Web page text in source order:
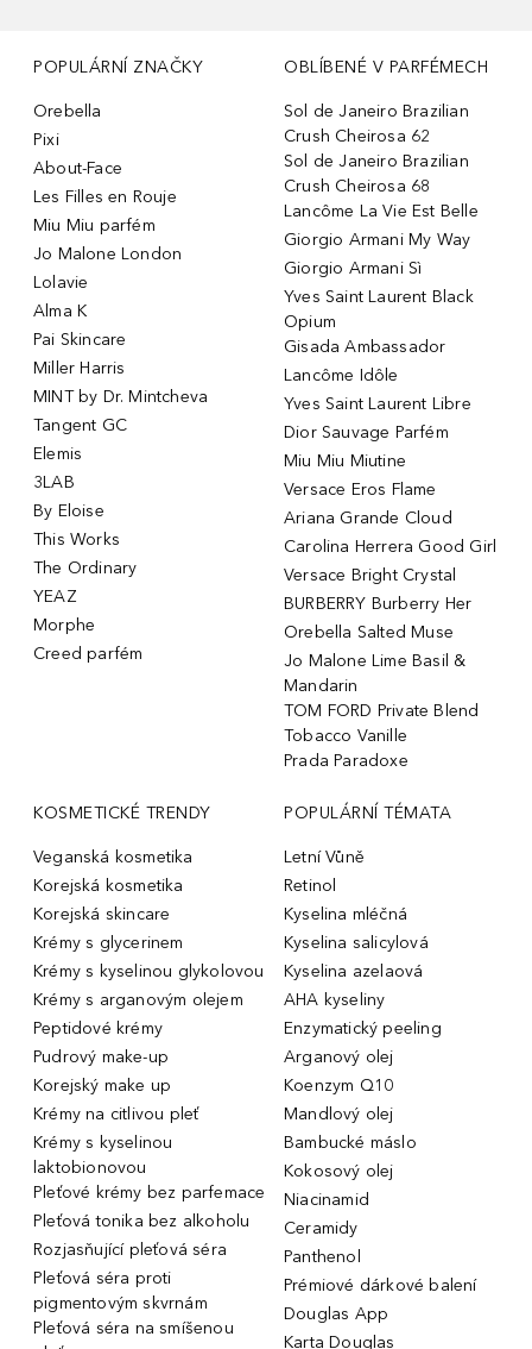
POPULÁRNÍ ZNAČKY
Orebella
Pixi
About-Face
Les Filles en Rouje
Miu Miu parfém
Jo Malone London
Lolavie
Alma K
Pai Skincare
Miller Harris
MINT by Dr. Mintcheva
Tangent GC
Elemis
3LAB
By Eloise
This Works
The Ordinary
YEAZ
Morphe
Creed parfém
OBLÍBENÉ V PARFÉMECH
Sol de Janeiro Brazilian
Crush Cheirosa 62
Sol de Janeiro Brazilian
Crush Cheirosa 68
Lancôme La Vie Est Belle
Giorgio Armani My Way
Giorgio Armani Sì
Yves Saint Laurent Black
Opium
Gisada Ambassador
Lancôme Idôle
Yves Saint Laurent Libre
Dior Sauvage Parfém
Miu Miu Miutine
Versace Eros Flame
Ariana Grande Cloud
Carolina Herrera Good Girl
Versace Bright Crystal
BURBERRY Burberry Her
Orebella Salted Muse
Jo Malone Lime Basil &
Mandarin
TOM FORD Private Blend
Tobacco Vanille
Prada Paradoxe
KOSMETICKÉ TRENDY
Veganská kosmetika
Korejská kosmetika
Korejská skincare
Krémy s glycerinem
Krémy s kyselinou glykolovou
Krémy s arganovým olejem
Peptidové krémy
Pudrový make-up
Korejský make up
Krémy na citlivou pleť
Krémy s kyselinou
laktobionovou
Pleťové krémy bez parfemace
Pleťová tonika bez alkoholu
Rozjasňující pleťová séra
Pleťová séra proti
pigmentovým skvrnám
Pleťová séra na smíšenou
POPULÁRNÍ TÉMATA
Letní Vůně
Retinol
Kyselina mléčná
Kyselina salicylová
Kyselina azelaová
AHA kyseliny
Enzymatický peeling
Arganový olej
Koenzym Q10
Mandlový olej
Bambucké máslo
Kokosový olej
Niacinamid
Ceramidy
Panthenol
Prémiové dárkové balení
Douglas App
Karta Douglas